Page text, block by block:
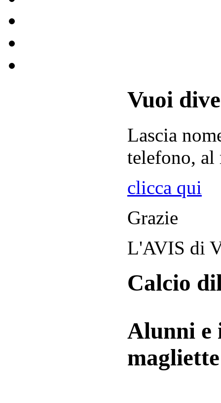
Vuoi
Lascia
telefono, al
clicca qui
Grazie
L'AVIS di
Calcio
Alunni e